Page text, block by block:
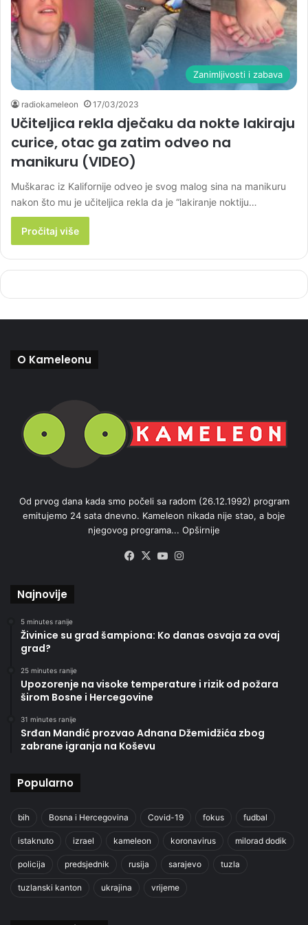
Zanimljivosti i zabava
radiokameleon 17/03/2023
Učiteljica rekla dječaku da nokte lakiraju
curice, otac ga zatim odveo na
manikuru (VIDEO)
Muškarac iz Kalifornije odveo je svog malog sina na manikuru
nakon što mu je učiteljica rekla da je “lakiranje noktiju…
Pročitaj više
O Kameleonu
Od prvog dana kada smo počeli sa radom (26.12.1992) program
emitujemo 24 sata dnevno. Kameleon nikada nije stao, a boje
njegovog programa... Opširnije
Facebook
X YouTube
Najnovije
5 minutes ranije
Živinice su grad šampiona: Ko danas osvaja za ovaj
grad?
25 minutes ranije
Upozorenje na visoke temperature i rizik od požara
širom Bosne i Hercegovine
31 minutes ranije
Srđan Mandić prozvao Adnana Džemidžića zbog
zabrane igranja na Koševu
Popularno
bih Bosna i Hercegovina Covid-19 fokus fudbal
istaknuto izrael kameleon koronavirus milorad dodik
policija predsjednik rusija sarajevo tuzla
tuzlanski kanton ukrajina vrijeme